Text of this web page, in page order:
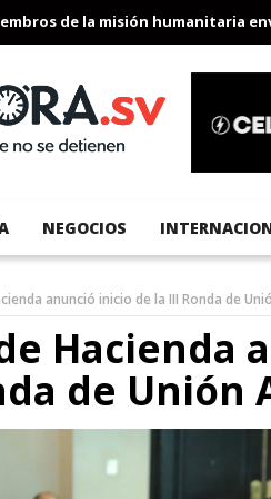
de la misión humanitaria
NEGOCIOS
anunció inicio de la III Ronda de
Hacienda
de Unión